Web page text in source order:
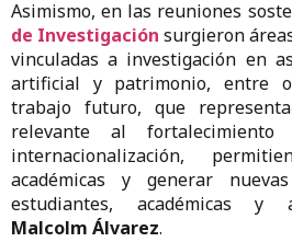
Asimismo, en las reuniones
de Investigación surgieron
vinculadas a investigación en
artificial y patrimonio, entre
trabajo futuro, que
relevante al
internacionalización,
académicas y generar
estudiantes, académicas y
Malcolm Álvarez.